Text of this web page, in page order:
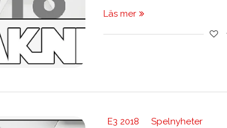
Läs mer
E3 2018 Spelnyheter